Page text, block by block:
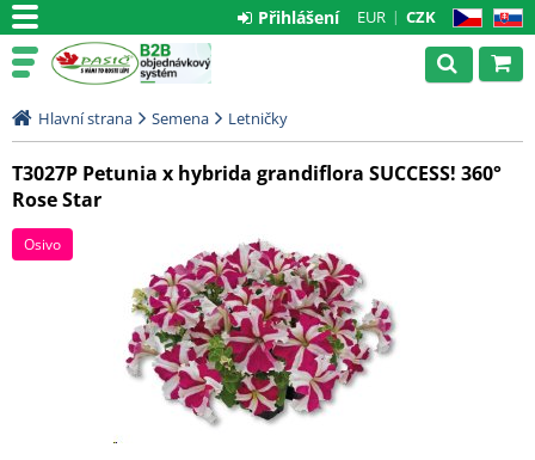
CZ SK
EUR CZK
Přihlášení
Hlavní strana Semena Letničky
T3027P Petunia x hybrida grandiflora SUCCESS! 360°
Rose Star
Osivo